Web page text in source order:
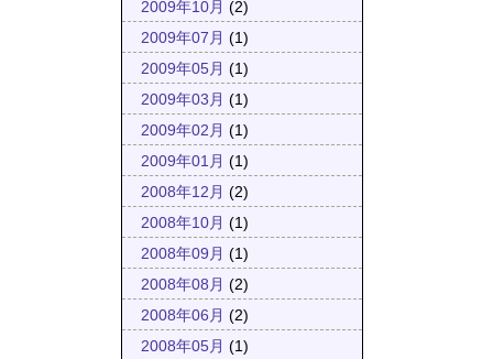
2009年10月 (2)
2009年07月 (1)
2009年05月 (1)
2009年03月 (1)
2009年02月 (1)
2009年01月 (1)
2008年12月 (2)
2008年10月 (1)
2008年09月 (1)
2008年08月 (2)
2008年06月 (2)
2008年05月 (1)